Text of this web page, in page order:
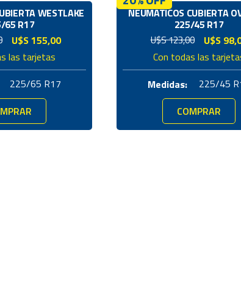
WESTLAKE
65 R17
El
precio
original
era:
194,00.
U$S155,00
El
precio
actual
es:
155,00.
las tarjetas
225/65 R17
NEUMÁTICOS CUBIERTA
225/45 R17
U$S123,00
El
precio
original
era:
123,00.
U$S
El
precio
actual
es:
98,00.
Con todas las
Medidas:
225/45
COMPRAR